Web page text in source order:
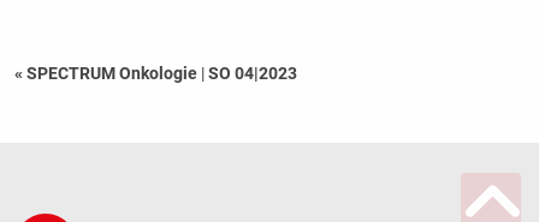
« SPECTRUM Onkologie |SO 04|2023